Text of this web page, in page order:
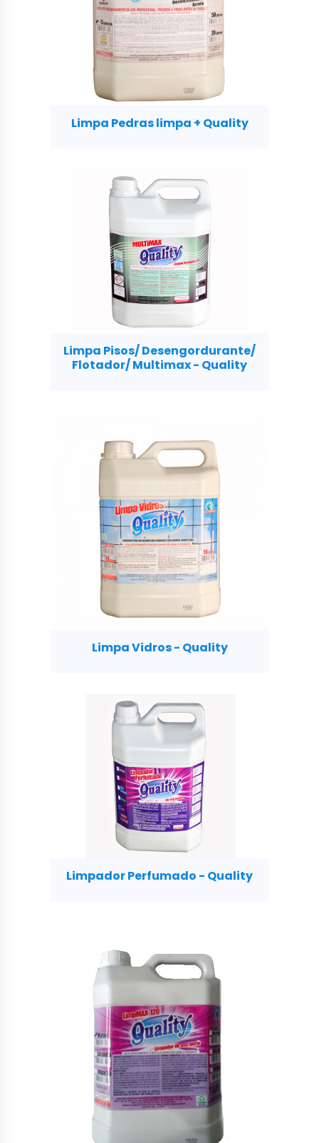
Limpa Pedras limpa + Quality
Limpa Pisos/ Desengordurante/
Flotador/ Multimax - Quality
Limpa Vidros - Quality
Limpador Perfumado - Quality